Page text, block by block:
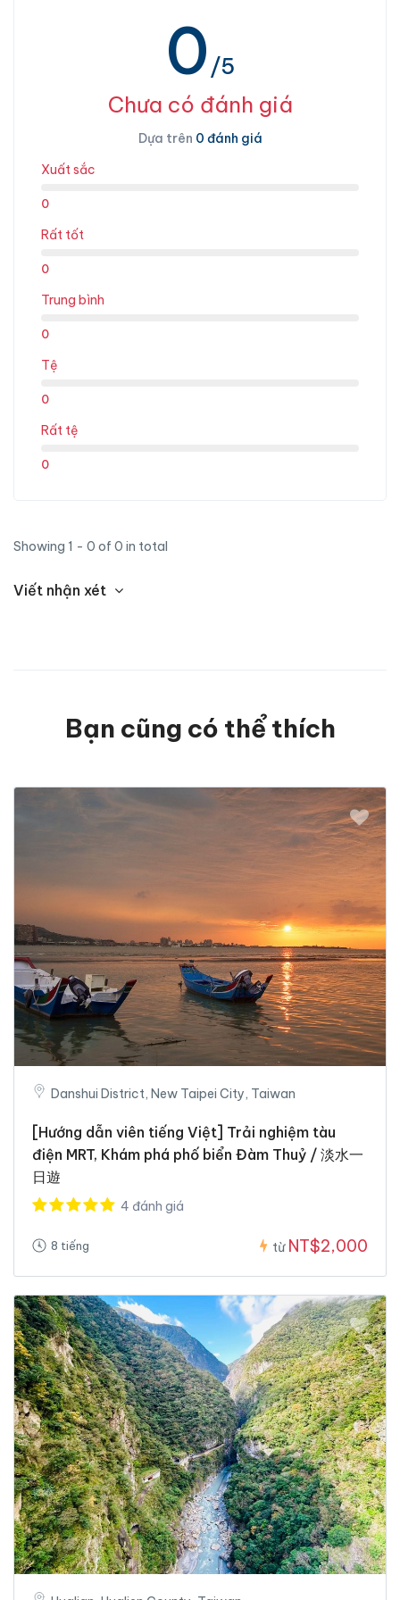
0 /5
Chưa có đánh giá
Dựa trên 0 đánh giá
Xuất sắc
0
Rất tốt
0
Trung bình
0
Tệ
0
Rất tệ
0
Showing 1 - 0 of 0 in total
Viết nhận xét
Bạn cũng có thể thích
Danshui District, New Taipei City, Taiwan
[Hướng dẫn viên tiếng Việt] Trải nghiệm tàu
điện MRT, Khám phá phố biển Đàm Thuỷ / 淡水一
日遊
4 đánh giá
8 tiếng từNT$2,000